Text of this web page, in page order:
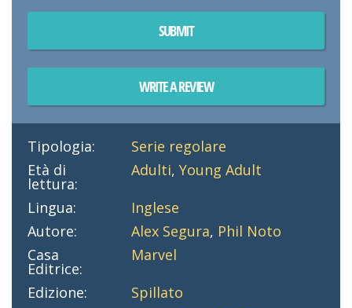
SUBMIT
WRITE A REVIEW
Tipologia:
Serie regolare
Età di
lettura:
Adulti,Young Adult
Lingua:
Inglese
Autore:
Alex Segura, Phil Noto
Casa
Editrice:
Marvel
Edizione:
Spillato